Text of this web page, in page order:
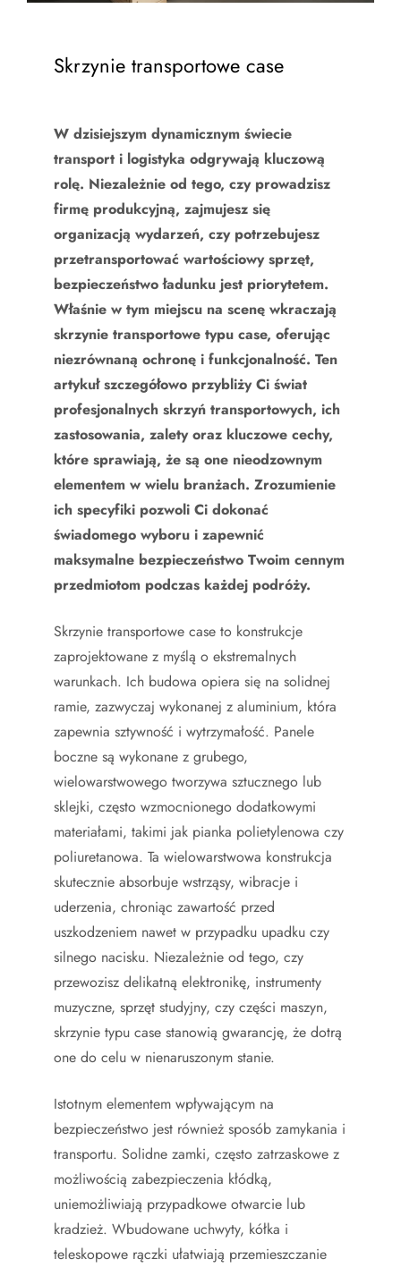
Skrzynie transportowe case
W dzisiejszym dynamicznym świecie
transport i logistyka odgrywają kluczową
rolę. Niezależnie od tego, czy prowadzisz
firmę produkcyjną, zajmujesz się
organizacją wydarzeń, czy potrzebujesz
przetransportować wartościowy sprzęt,
bezpieczeństwo ładunku jest priorytetem.
Właśnie w tym miejscu na scenę wkraczają
skrzynie transportowe typu case, oferując
niezrównaną ochronę i funkcjonalność. Ten
artykuł szczegółowo przybliży Ci świat
profesjonalnych skrzyń transportowych, ich
zastosowania, zalety oraz kluczowe cechy,
które sprawiają, że są one nieodzownym
elementem w wielu branżach. Zrozumienie
ich specyfiki pozwoli Ci dokonać
świadomego wyboru i zapewnić
maksymalne bezpieczeństwo Twoim cennym
przedmiotom podczas każdej podróży.
Skrzynie transportowe case to konstrukcje
zaprojektowane z myślą o ekstremalnych
warunkach. Ich budowa opiera się na solidnej
ramie, zazwyczaj wykonanej z aluminium, która
zapewnia sztywność i wytrzymałość. Panele
boczne są wykonane z grubego,
wielowarstwowego tworzywa sztucznego lub
sklejki, często wzmocnionego dodatkowymi
materiałami, takimi jak pianka polietylenowa czy
poliuretanowa. Ta wielowarstwowa konstrukcja
skutecznie absorbuje wstrząsy, wibracje i
uderzenia, chroniąc zawartość przed
uszkodzeniem nawet w przypadku upadku czy
silnego nacisku. Niezależnie od tego, czy
przewozisz delikatną elektronikę, instrumenty
muzyczne, sprzęt studyjny, czy części maszyn,
skrzynie typu case stanowią gwarancję, że dotrą
one do celu w nienaruszonym stanie.
Istotnym elementem wpływającym na
bezpieczeństwo jest również sposób zamykania i
transportu. Solidne zamki, często zatrzaskowe z
możliwością zabezpieczenia kłódką,
uniemożliwiają przypadkowe otwarcie lub
kradzież. Wbudowane uchwyty, kółka i
teleskopowe rączki ułatwiają przemieszczanie